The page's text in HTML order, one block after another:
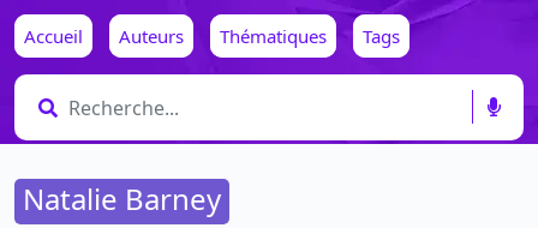
Accueil Auteurs Thématiques Tags
Natalie Barney